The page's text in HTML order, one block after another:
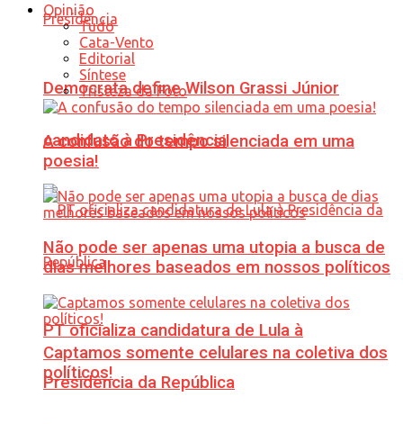
Democrata define Wilson Grassi Júnior
candidato à Presidência
PT oficializa candidatura de Lula à
Presidência da República
Opinião
Tudo
Cata-Vento
Editorial
Síntese
Tristeza da Foto
A confusão do tempo silenciada em uma
poesia!
Não pode ser apenas uma utopia a busca de
dias melhores baseados em nossos políticos
Captamos somente celulares na coletiva dos
políticos!